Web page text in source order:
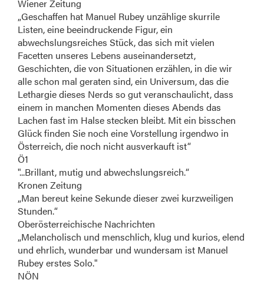
Wiener Zeitung
„Geschaffen hat Manuel Rubey unzählige skurrile
Listen, eine beeindruckende Figur, ein
abwechslungsreiches Stück, das sich mit vielen
Facetten unseres Lebens auseinandersetzt,
Geschichten, die von Situationen erzählen, in die wir
alle schon mal geraten sind, ein Universum, das die
Lethargie dieses Nerds so gut veranschaulicht, dass
einem in manchen Momenten dieses Abends das
Lachen fast im Halse stecken bleibt. Mit ein bisschen
Glück finden Sie noch eine Vorstellung irgendwo in
Österreich, die noch nicht ausverkauft ist“
Ö1
"...Brillant, mutig und abwechslungsreich.“
Kronen Zeitung
„Man bereut keine Sekunde dieser zwei kurzweiligen
Stunden.“
Oberösterreichische Nachrichten
„Melancholisch und menschlich, klug und kurios, elend
und ehrlich, wunderbar und wundersam ist Manuel
Rubey erstes Solo."
NÖN